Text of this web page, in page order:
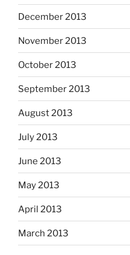
December 2013
November 2013
October 2013
September 2013
August 2013
July 2013
June 2013
May 2013
April 2013
March 2013